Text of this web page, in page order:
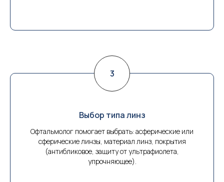
Выбор типа линз
Офтальмолог помогает выбрать: асферические или
сферические линзы, материал линз, покрытия
(антибликовое, защиту от ультрафиолета,
упрочняющее).